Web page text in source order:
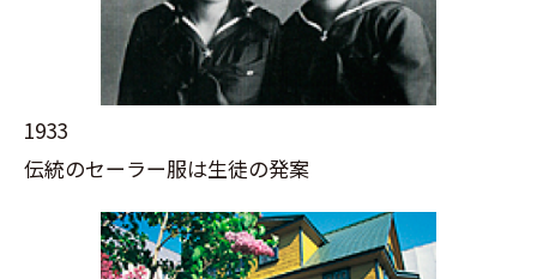
1933
伝統のセーラー服は生徒の発案